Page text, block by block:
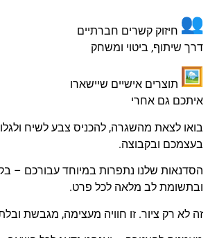
חיזוק קשרים חברתיים
דרך שיתוף, ביטוי ומשחק
תוצרים אישיים שיישארו
איתכם גם אחרי
בואו לצאת מהשגרה, להכניס צבע לשיח
בעצמכם ובקבוצה.
הסדנאות שלנו נתפרות במיוחד עבורכם –
ובתשומת לב מלאה לכל פרט.
זה לא רק ציור. זו חוויה מעצימה, מגבשת